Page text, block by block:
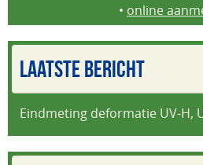
• online
LAATSTE BERICHT
Eindmeting deformatie UV-H,